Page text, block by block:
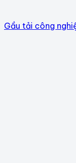
Gầu tải công